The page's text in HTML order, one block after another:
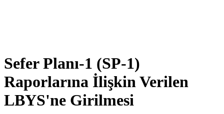
Sefer Planı-1 (SP-1)
Raporlarına İlişkin Verilen
LBYS'ne Girilmesi